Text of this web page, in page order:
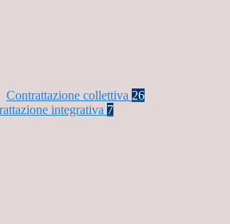
Contrattazione collettiva 26
integrativa 7